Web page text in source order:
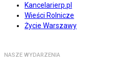
Kancelarierp.pl
Wieści Rolnicze
Życie Warszawy
NASZE WYDARZENIA